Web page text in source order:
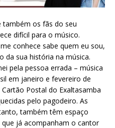
também os fãs do seu
difícil para o músico.
conhece sabe quem eu sou,
da sua história na música.
pela pessoa errada – música
em janeiro e fevereiro de
Postal do Exaltasamba
pelo pagodeiro. As
também têm espaço
já acompanham o cantor